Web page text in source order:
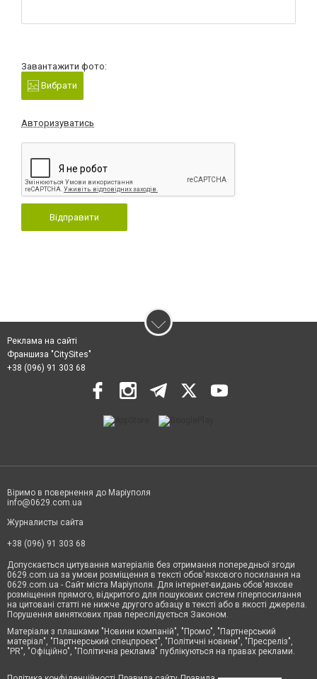
Завантажити фото:
Вибрати
Авторизуватись
Відправити
Реклама на сайті
Франшиза "CitySites"
+38 (096) 91 303 68
Віримо в повернення до Маріуполя
info@0629.com.ua
Журналисты сайта
+38 (096) 91 303 68
Допускається цитування матеріалів без отримання попередньої згоди
0629.com.ua за умови розміщення в тексті обов'язкового посилання на
0629.com.ua - Сайт міста Маріуполя. Для інтернет-видань обов'язкове
розміщення прямого, відкритого для пошукових систем гіперпосилання
на цитовані статті не нижче другого абзацу в тексті або в якості джерела.
Порушення виняткових прав переслідується Законом.
Матеріали з плашками "Новини компаній", "Промо", "Партнерський
матеріал", "Партнерський спецпроєкт", "Політичні новини", "Пресреліз",
"PR", "Офіційно", "Політична реклама" публікуються на правах реклами.